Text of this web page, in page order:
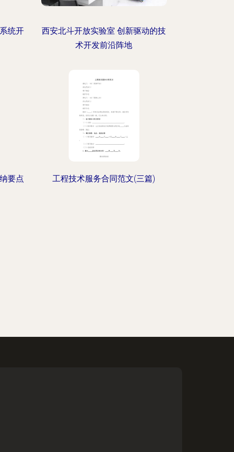
统开
西安北斗开放实验室 创新驱动的技
术开发前沿阵地
要点
工程技术服务合同范文(三篇)